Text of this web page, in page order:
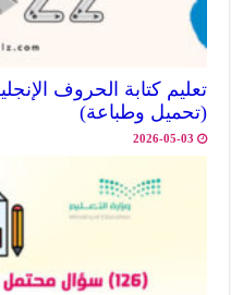
تعليم كتابة الحروف
(تحميل وطباعة)
2026-05-03